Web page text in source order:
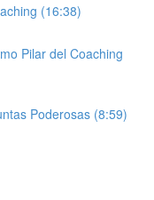
(16:38)
Pilar del Coaching
Poderosas (8:59)